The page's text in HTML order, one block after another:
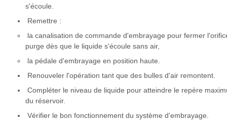
s'écoule.
Remettre :
la canalisation de commande d'embrayage pour fermer
purge dès que le liquide s'écoule sans air,
la pédale d'embrayage en position haute.
Renouveler l'opération tant que des bulles d'air remontent.
Compléter le niveau de liquide pour atteindre le repère
du réservoir.
Vérifier le bon fonctionnement du système d'embrayage.